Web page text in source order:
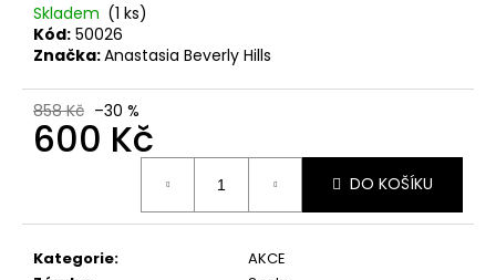
Skladem (1 ks)
Kód: 50026
Značka:Anastasia Beverly Hills
858 Kč –30 %
600 Kč
DO KOŠÍKU
Kategorie:
AKCE
30
ML
208
Kč